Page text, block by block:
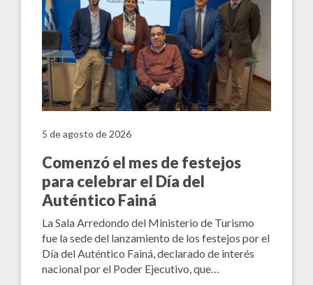
5 de agosto de 2026
Comenzó el mes de festejos
para celebrar el Día del
Auténtico Fainá
La Sala Arredondo del Ministerio de Turismo
fue la sede del lanzamiento de los festejos por el
Día del Auténtico Fainá, declarado de interés
nacional por el Poder Ejecutivo, que…